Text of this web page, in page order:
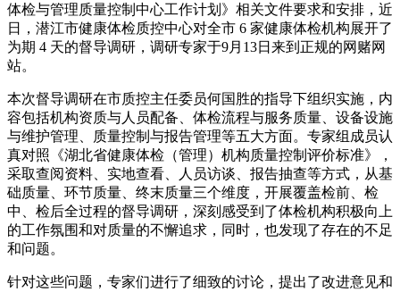
体检与管理质量控制中心工作计划》相关文件要求和安排，近
日，潜江市健康体检质控中心对全市 6 家健康体检机构展开了
为期 4 天的督导调研，调研专家于9月13日来到正规的网赌网
站。
本次督导调研在市质控主任委员何国胜的指导下组织实施，内
容包括机构资质与人员配备、体检流程与服务质量、设备设施
与维护管理、质量控制与报告管理等五大方面。专家组成员认
真对照《湖北省健康体检（管理）机构质量控制评价标准》，
采取查阅资料、实地查看、人员访谈、报告抽查等方式，从基
础质量、环节质量、终末质量三个维度，开展覆盖检前、检
中、检后全过程的督导调研，深刻感受到了体检机构积极向上
的工作氛围和对质量的不懈追求，同时，也发现了存在的不足
和问题。
针对这些问题，专家们进行了细致的讨论，提出了改进意见和